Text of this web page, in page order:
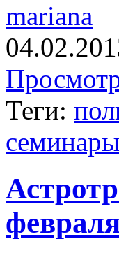
mariana
Теги:
семинары